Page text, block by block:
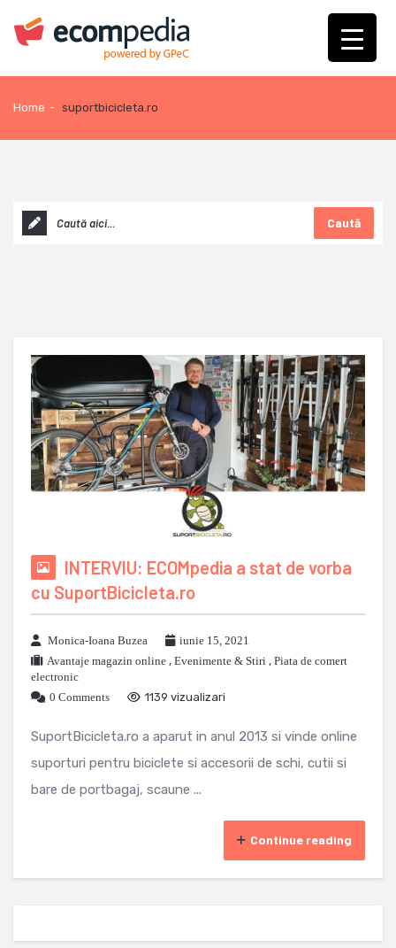
Home - suportbicicleta.ro
Caută
INTERVIU: ECOMpedia a stat de vorba
cu SuportBicicleta.ro
Monica-Ioana Buzea
iunie 15, 2021
Avantaje magazin online , Evenimente & Stiri , Piata de comert
electronic
0 Comments
1139 vizualizari
SuportBicicleta.ro a aparut in anul 2013 si vinde online
suporturi pentru biciclete si accesorii de schi, cutii si
bare de portbagaj, scaune ...
Continue reading